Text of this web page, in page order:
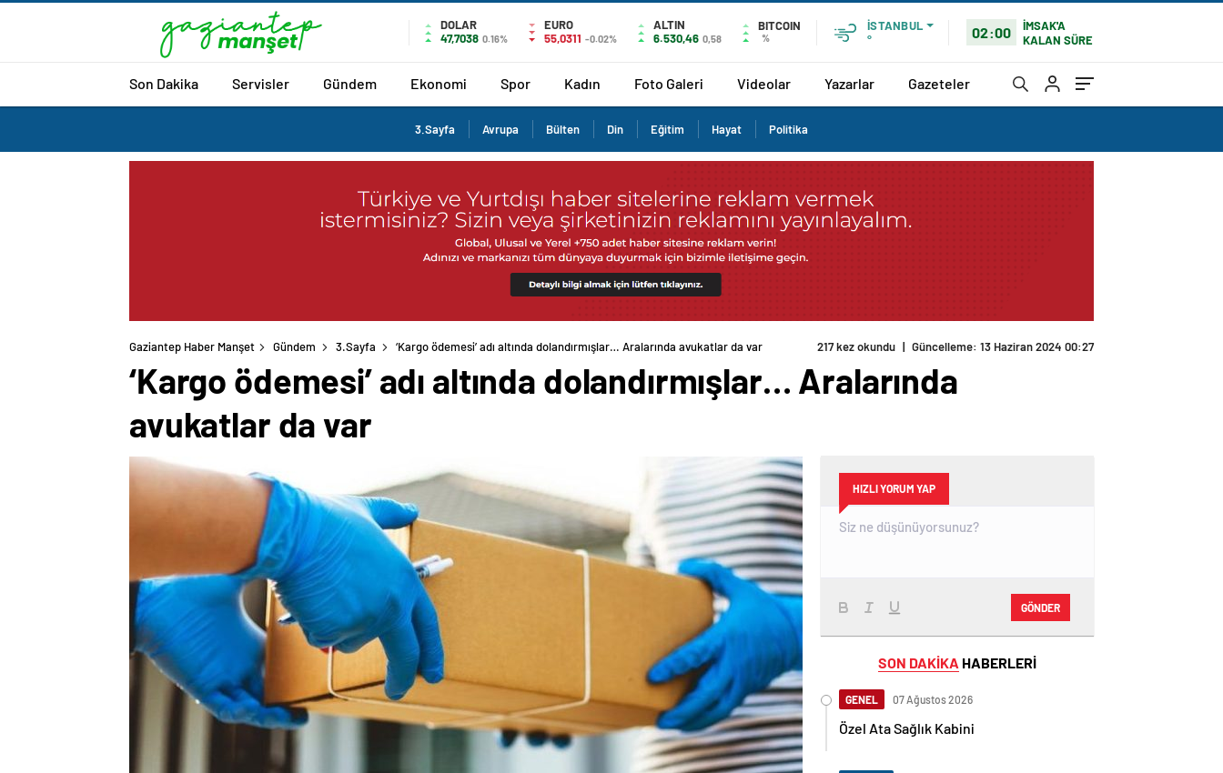
DOLAR
47,7038 0.16%
EURO
55,0311 -0.02%
ALTIN
6.530,46 0,58
BITCOIN
%
İSTANBUL
°
02:00
İMSAK'A
KALAN SÜRE
Son Dakika Servisler Gündem Ekonomi Spor Kadın Foto Galeri Videolar Yazarlar Gazeteler
3.Sayfa Avrupa Bülten Din Eğitim Hayat Politika
Gaziantep Haber Manşet Gündem 3.Sayfa ‘Kargo ödemesi’ adı altında dolandırmışlar… Aralarında avukatlar da var
‘Kargo ödemesi’ adı altında dolandırmışlar… Aralarında
avukatlar da var
HIZLI YORUM YAP
GÖNDER
SON DAKİKA HABERLERİ
GENEL 07 Ağustos 2026
Özel Ata Sağlık Kabini